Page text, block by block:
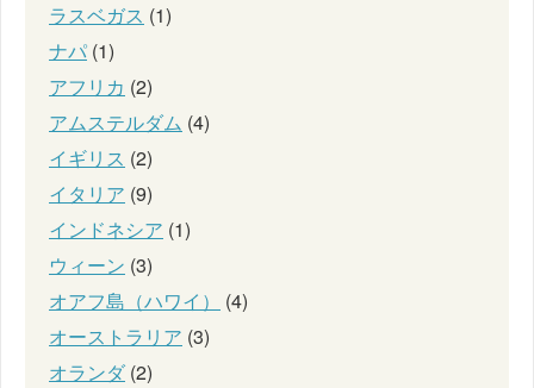
ラスベガス (1)
ナパ (1)
アフリカ (2)
アムステルダム (4)
イギリス (2)
イタリア (9)
インドネシア (1)
ウィーン (3)
オアフ島（ハワイ）
(4)
オーストラリア (3)
オランダ(2)